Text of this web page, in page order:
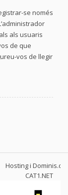
se només
als usuaris
de que
vos de llegir
Hosting i
CAT1.NET